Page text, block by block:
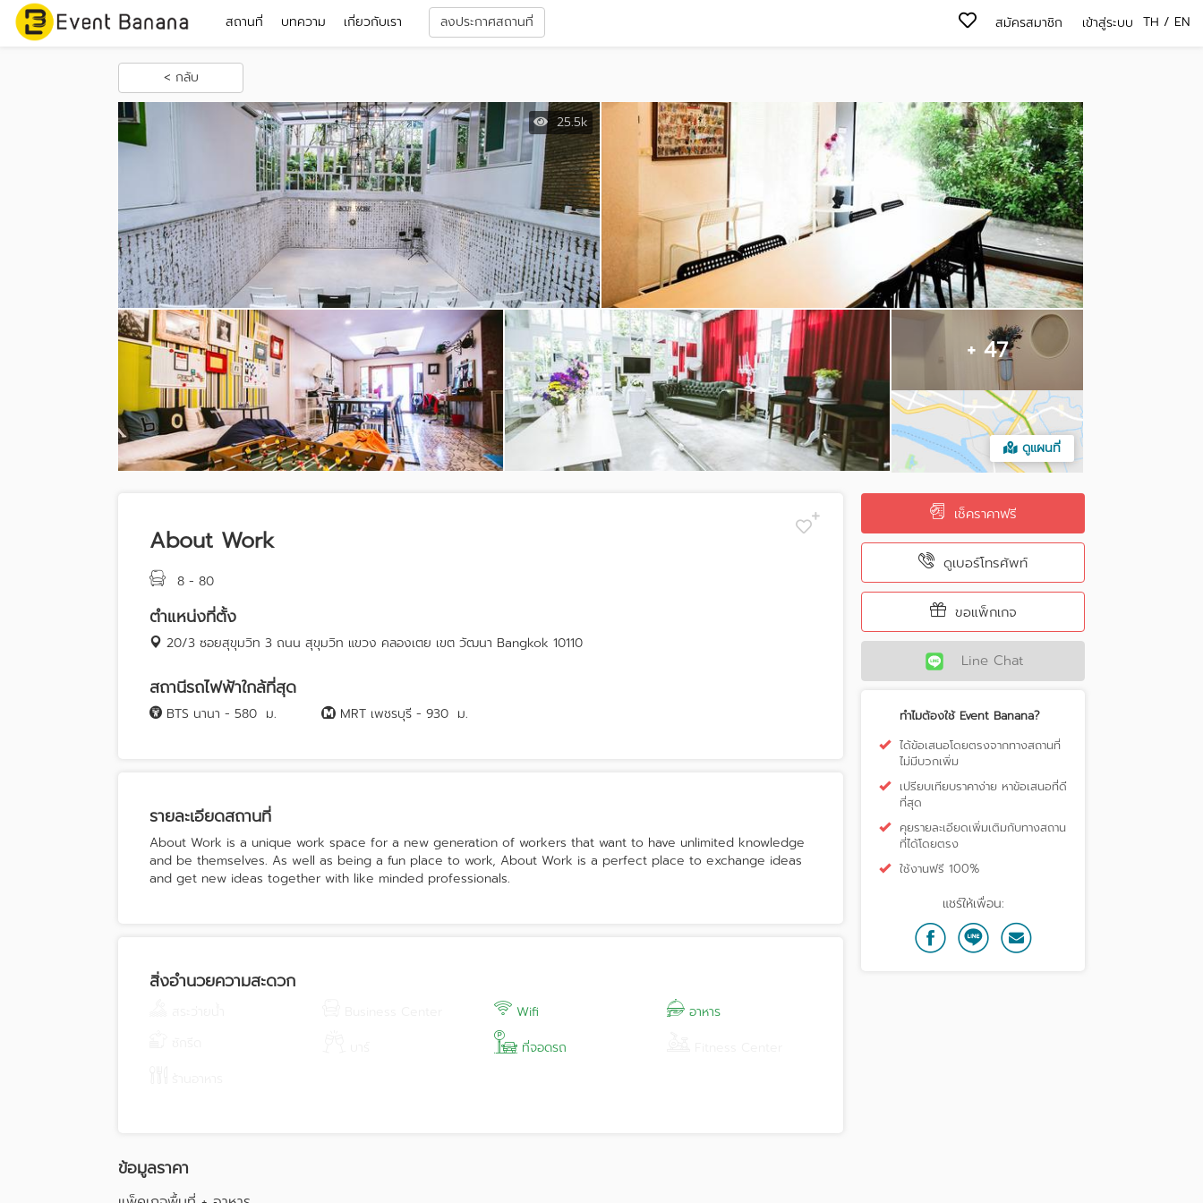
สถานที่ บทความ เกี่ยวกับเรา ลงประกาศสถานที่ TH / EN
สมัครสมาชิก เข้าสู่ระบบ
< กลับ
25.5k
+ 47
ดูแผนที่
About Work
8 - 80
ตำแหน่งที่ตั้ง
20/3 ซอยสุขุมวิท 3 ถนน สุขุมวิท แขวง คลองเตย เขต วัฒนา Bangkok 10110
สถานีรถไฟฟ้าใกล้ที่สุด
BTS นานา - 580 ม. MRT เพชรบุรี - 930 ม.
รายละเอียดสถานที่
About Work is a unique work space for a new generation of workers that want to have unlimited knowledge
and be themselves. As well as being a fun place to work, About Work is a perfect place to exchange ideas
and get new ideas together with like minded professionals.
สิ่งอำนวยความสะดวก
Wifi
อาหาร
ที่จอดรถ
ข้อมูลราคา
เช็คราคาฟรี
ดูเบอร์โทรศัพท์
ขอแพ็กเกจ
Line Chat
ทำไมต้องใช้ Event Banana?
ได้ข้อเสนอโดยตรงจากทางสถานที่
ไม่มีบวกเพิ่ม
เปรียบเทียบราคาง่าย หาข้อเสนอที่ดี
ที่สุด
คุยรายละเอียดเพิ่มเติมกับทางสถาน
ที่ได้โดยตรง
ใช้งานฟรี 100%
แชร์ให้เพื่อน: